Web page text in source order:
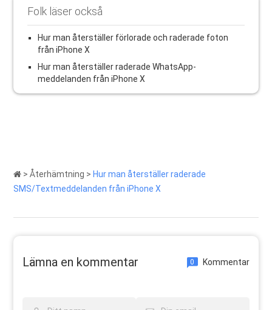
Folk läser också
Hur man återställer förlorade och raderade foton
från iPhone X
Hur man återställer raderade WhatsApp-
meddelanden från iPhone X
>Återhämtning > Hur man återställer raderade
SMS/Textmeddelanden från iPhone X
Lämna en kommentar 0 Kommentar